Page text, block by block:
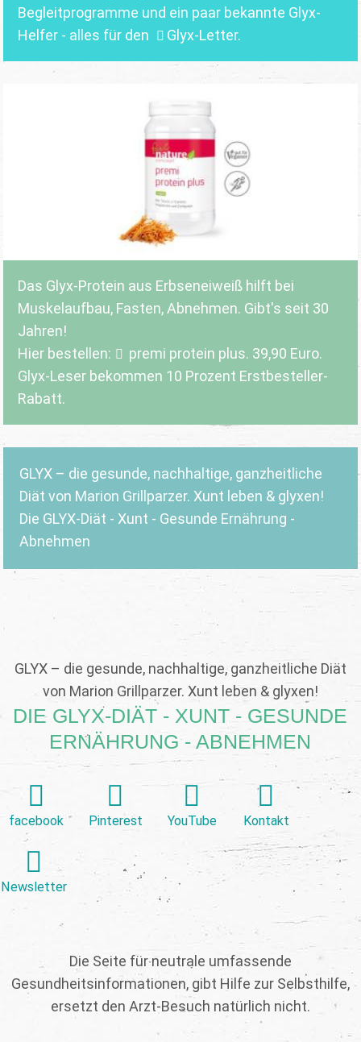
Begleitprogramme und ein paar bekannte Glyx-
Helfer - alles für den
Glyx-Letter.
Das Glyx-Protein aus Erbseneiweiß hilft bei
Muskelaufbau, Fasten, Abnehmen. Gibt's seit 30
Jahren!
Hier bestellen:
premi protein plus. 39,90 Euro.
Glyx-Leser bekommen 10 Prozent Erstbesteller-
Rabatt.
GLYX – die gesunde, nachhaltige, ganzheitliche
Diät von Marion Grillparzer. Xunt leben & glyxen!
Die GLYX-Diät - Xunt - Gesunde Ernährung -
Abnehmen
GLYX – die gesunde, nachhaltige, ganzheitliche Diät
von Marion Grillparzer. Xunt leben & glyxen!
DIE GLYX-DIÄT - XUNT - GESUNDE
ERNÄHRUNG - ABNEHMEN
facebook Pinterest YouTube Kontakt
Newsletter
Die Seite für neutrale umfassende
Gesundheitsinformationen, gibt Hilfe zur Selbsthilfe,
ersetzt den Arzt-Besuch natürlich nicht.